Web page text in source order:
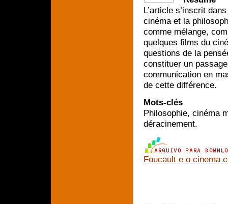
L’article s’inscrit
cinéma et la
comme mélange,
quelques films du
questions de la
constituer un
communication en
de cette différence.
Mots-clés
Philosophie, cinéma
déracinement.
Foucault e o cinema